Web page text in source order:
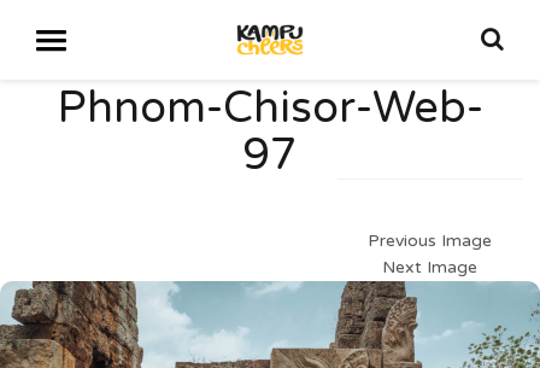
Phnom-Chisor-Web-
97
Previous Image
Next Image